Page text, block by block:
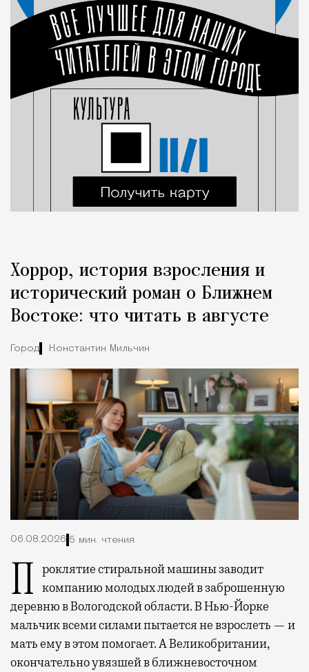
Хоррор, история взросления и
исторический роман о Ближнем
Востоке: что читать в августе
Город Константин Мильчин
06.08.2026 5 мин. чтения
Проклятие стиральной машины заводит компанию молодых людей в заброшенную
деревню в Вологодской области. В Нью-Йорке
мальчик всеми силами пытается не взрослеть — и
мать ему в этом помогает. А Великобритании,
окончательно увязшей в ближневосточном